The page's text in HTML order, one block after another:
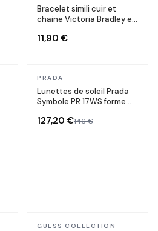
Bracelet simili cuir et
chaine Victoria Bradley en
11,90 €
En stock
PRADA
Lunettes de soleil Prada
Symbole PR 17WS forme
127,20 €146 €
En stock
GUESS COLLECTION